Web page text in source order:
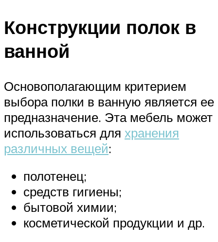
Конструкции полок в
ванной
Основополагающим критерием
выбора полки в ванную является ее
предназначение. Эта мебель может
использоваться для хранения
различных вещей:
полотенец;
средств гигиены;
бытовой химии;
косметической продукции и др.